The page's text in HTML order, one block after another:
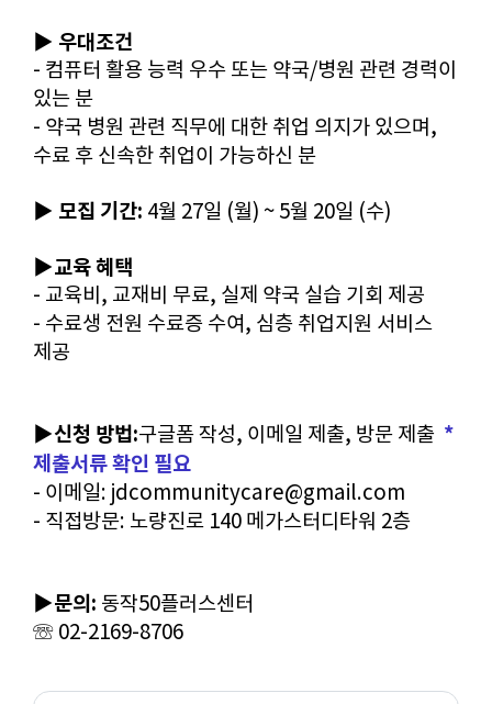
▶ 우대조건
- 컴퓨터 활용 능력 우수 또는 약국/병원 관련 경력이
있는 분
- 약국 병원 관련 직무에 대한 취업 의지가 있으며,
수료 후 신속한 취업이 가능하신 분
▶ 모집 기간: 4월 27일 (월) ~ 5월 20일 (수)
▶교육 혜택
- 교육비, 교재비 무료, 실제 약국 실습 기회 제공
- 수료생 전원 수료증 수여, 심층 취업지원 서비스
제공
▶신청 방법:구글폼 작성, 이메일 제출, 방문 제출 *
제출서류 확인 필요
- 이메일: jdcommunitycare@gmail.com
- 직접방문: 노량진로 140 메가스터디타워 2층
▶문의: 동작50플러스센터
☏ 02-2169-8706